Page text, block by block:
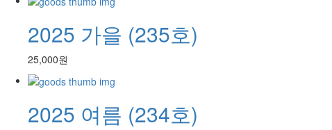
2025 가을 (235호)
25,000원
2025 여름 (234호)